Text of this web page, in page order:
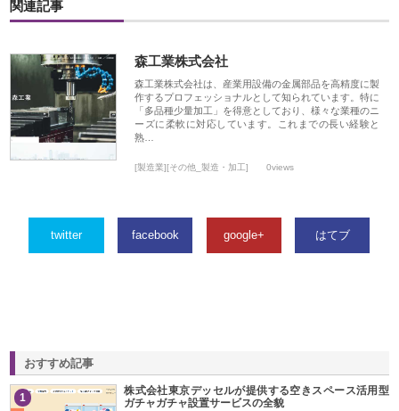
関連記事
森工業株式会社
森工業株式会社は、産業用設備の金属部品を高精度に製
作するプロフェッショナルとして知られています。特に
「多品種少量加工」を得意としており、様々な業種のニ
ーズに柔軟に対応しています。これまでの長い経験と
熟…
[製造業][その他_製造・加工] 0views
twitter facebook google+ はてブ
おすすめ記事
1
株式会社東京デッセルが提供する空きスペース活用型
ガチャガチャ設置サービスの全貌